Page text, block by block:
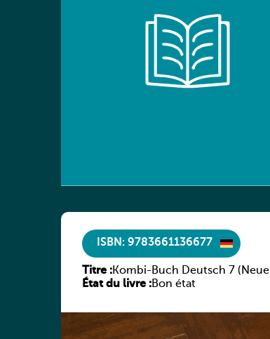
ISBN: 9783661136677
Titre :Kombi-Buch Deutsch 7 (Neue
Ausgabe Luxemburg)
État du livre :Bon état